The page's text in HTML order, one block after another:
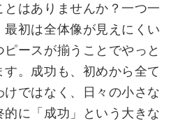
とはありませんか？一つ一
初は全体像が見えにくい
ースが揃うことでやっと
。成功も、初めから全て
ではなく、日々の小さな
に「成功」という大きな